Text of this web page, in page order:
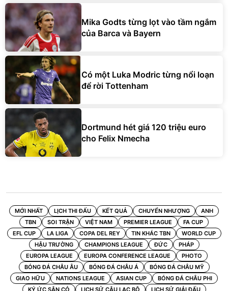
Mika Godts từng lọt vào tầm ngắm
của Barca và Bayern
Có một Luka Modric từng nổi loạn
để rời Tottenham
Dortmund hét giá 120 triệu euro
cho Felix Nmecha
MỚI NHẤT LỊCH THI ĐẤU KẾT QUẢ CHUYỂN NHƯỢNG
ANH
TBN
SOI TRẬN VIỆT NAM PREMIER LEAGUE
FA CUP
EFL CUP
LA LIGA COPA DEL REY TIN KHÁC TBN
WORLD CUP
HẬU TRƯỜNG
CHAMPIONS LEAGUE ĐỨC
PHÁP
EUROPA LEAGUE
EUROPA CONFERENCE LEAGUE
PHOTO
BÓNG ĐÁ CHÂU ÂU
BÓNG ĐÁ CHÂU Á
BÓNG ĐÁ CHÂU MỸ
GIAO HỮU
NATIONS LEAGUE ASIAN CUP
BÓNG ĐÁ CHÂU PHI
KÝ ỨC SÂN CỎ
LỊCH SỬ CÂU LẠC BỘ LỊCH SỬ GIẢI ĐẤU